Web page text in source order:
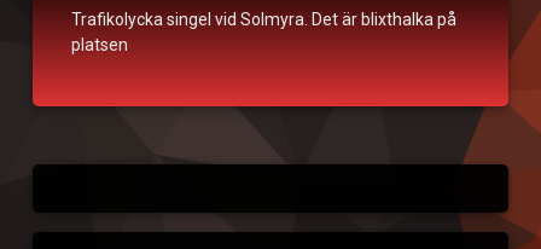
Publicerat den
Uppdaterad den
Tom Andersen
Kategorier:
Totallarm,
Trafikolycka singel vid Solmyra. Det är blixthalka på
platsen